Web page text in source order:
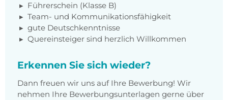
Führerschein (Klasse B)
Team- und Kommunikationsfähigkeit
gute Deutschkenntnisse
Quereinsteiger sind herzlich Willkommen
Erkennen Sie sich wieder?
Dann freuen wir uns auf Ihre Bewerbung! Wir
nehmen Ihre Bewerbungsunterlagen gerne über